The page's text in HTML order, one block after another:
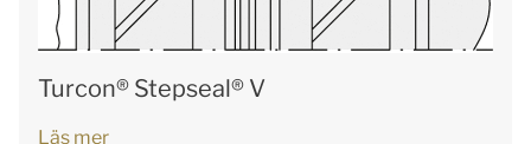
Turcon® Stepseal® V
Läs mer